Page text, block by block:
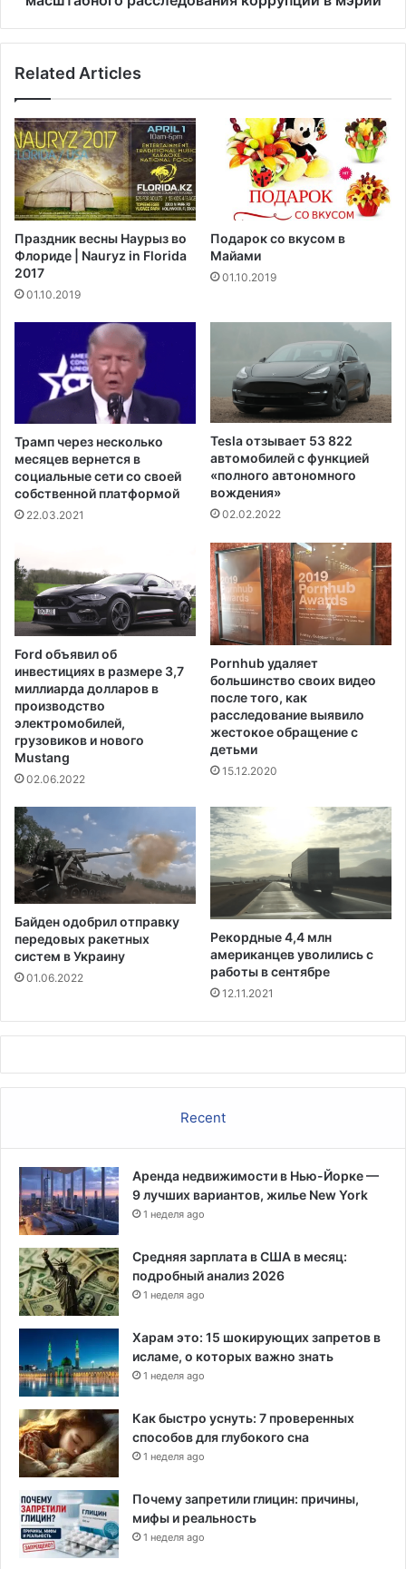
о
о
о
л
л
а
р
о
в
о
б
в
м
Х
а
р
В
а
й
н
т
е
н
а
е
Л
о
с
-
А
н
д
ж
е
л
е
г
о
в
о
р
к
т
ю
р
м
о
м
у
з
а
л
ю
ч
е
н
ю
е
н
о
г
о
р
а
с
с
л
д
о
в
а
н
о
р
Related Articles
Праздник весны Наурыз во
Флориде | Nauryz in Florida
2017
01.10.2019
Подарок со вкусом в
Майами
01.10.2019
Трамп через несколько
месяцев вернется в
социальные сети со своей
собственной платформой
22.03.2021
Tesla отзывает 53 822
автомобилей с функцией
«полного автономного
вождения»
02.02.2022
Ford объявил об
инвестициях в размере 3,7
миллиарда долларов в
производство
электромобилей,
грузовиков и нового
Mustang
02.06.2022
Pornhub удаляет
большинство своих видео
после того, как
расследование выявило
жестокое обращение с
детьми
15.12.2020
Байден одобрил отправку
передовых ракетных
систем в Украину
01.06.2022
Рекордные 4,4 млн
американцев уволились с
работы в сентябре
12.11.2021
Recent
Аренда недвижимости в Нью-Йорке —
9 лучших вариантов, жилье New York
1 неделя ago
Средняя зарплата в США в месяц:
подробный анализ 2026
1 неделя ago
Харам это: 15 шокирующих запретов в
исламе, о которых важно знать
1 неделя ago
Как быстро уснуть: 7 проверенных
способов для глубокого сна
1 неделя ago
Почему запретили глицин: причины,
мифы и реальность
1 неделя ago